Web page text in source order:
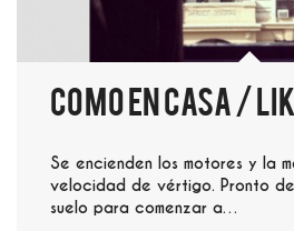
Como en casa /
Se encienden los motores y la
velocidad de vértigo. Pronto
suelo para comenzar a…